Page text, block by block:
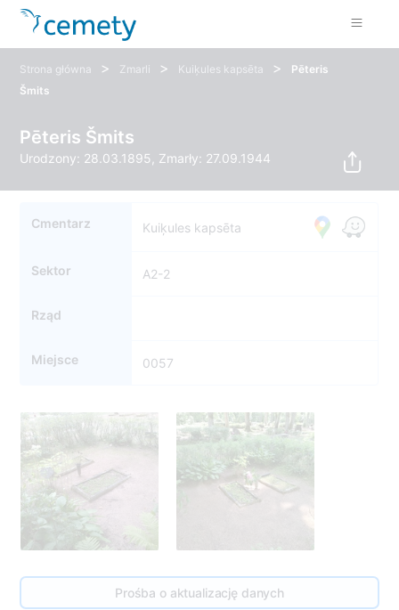
Strona główna > Zmarli > Kuiķules kapsēta >
Pēteris
Šmits
Pēteris Šmits
Urodzony: 28.03.1895, Zmarły: 27.09.1944
Cmentarz Kuiķules kapsēta
Sektor A2-2
Rząd
Miejsce 0057
Prośba o aktualizację danych
2